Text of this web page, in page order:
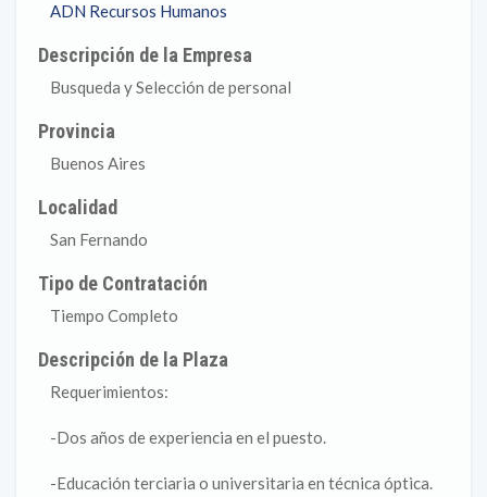
ADN Recursos Humanos
Descripción de la Empresa
Busqueda y Selección de personal
Provincia
Buenos Aires
Localidad
San Fernando
Tipo de Contratación
Tiempo Completo
Descripción de la Plaza
Requerimientos:
-Dos años de experiencia en el puesto.
-Educación terciaria o universitaria en técnica óptica.